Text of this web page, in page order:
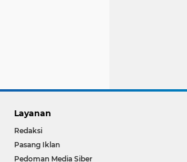
Layanan
Redaksi
Pasang Iklan
Pedoman Media Siber